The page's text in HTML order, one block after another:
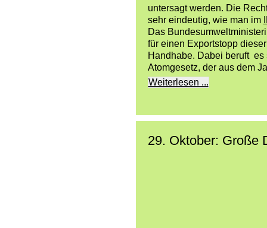
untersagt werden. Die
sehr eindeutig, wie man im
Das
für einen Exportstopp
Handhabe. Dabei beruft
Atomgesetz, der aus dem
Weiterlesen ...
29. Oktober: Große